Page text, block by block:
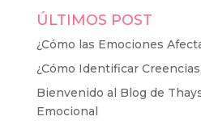
ÚLTIMOS POST
¿Cómo las Emociones
¿Cómo Identificar
Bienvenido al Blog de
Emocional